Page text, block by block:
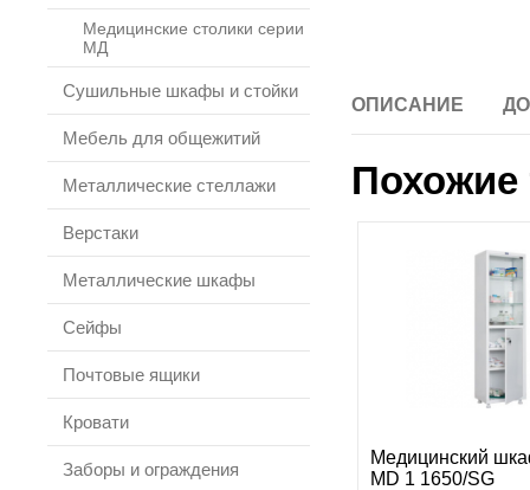
Медицинские столики серии
МД
Сушильные шкафы и стойки
Мебель для общежитий
Металлические стеллажи
Верстаки
Металлические шкафы
Сейфы
Почтовые ящики
Кровати
Заборы и ограждения
ОПИСАНИЕ
Медицинский
MD 1 1650/SG